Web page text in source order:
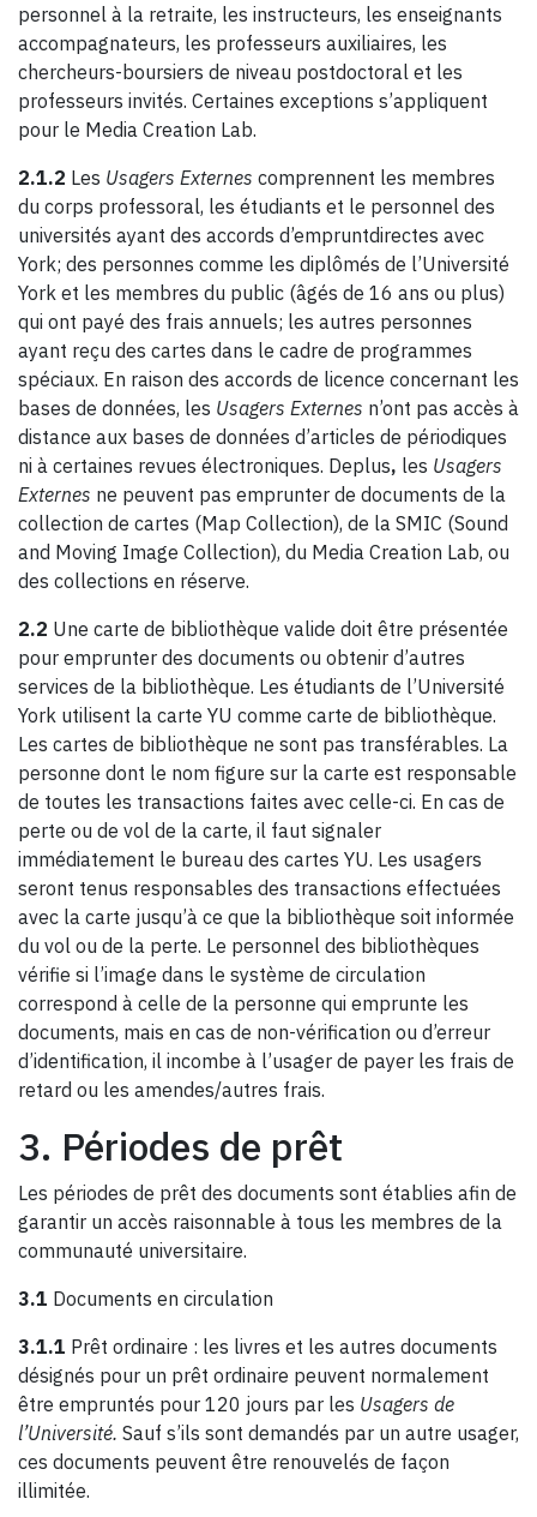
personnel à la retraite, les instructeurs, les enseignants
accompagnateurs, les professeurs auxiliaires, les
chercheurs-boursiers de niveau postdoctoral et les
professeurs invités. Certaines exceptions s’appliquent
pour le Media Creation Lab.
2.1.2 Les Usagers Externes comprennent les membres
du corps professoral, les étudiants et le personnel des
universités ayant des accords d’empruntdirectes avec
York; des personnes comme les diplômés de l’Université
York et les membres du public (âgés de 16 ans ou plus)
qui ont payé des frais annuels; les autres personnes
ayant reçu des cartes dans le cadre de programmes
spéciaux. En raison des accords de licence concernant les
bases de données, les Usagers Externes n’ont pas accès à
distance aux bases de données d’articles de périodiques
ni à certaines revues électroniques. Deplus, les Usagers
Externes ne peuvent pas emprunter de documents de la
collection de cartes (Map Collection), de la SMIC (Sound
and Moving Image Collection), du Media Creation Lab, ou
des collections en réserve.
2.2 Une carte de bibliothèque valide doit être présentée
pour emprunter des documents ou obtenir d’autres
services de la bibliothèque. Les étudiants de l’Université
York utilisent la carte YU comme carte de bibliothèque.
Les cartes de bibliothèque ne sont pas transférables. La
personne dont le nom figure sur la carte est responsable
de toutes les transactions faites avec celle-ci. En cas de
perte ou de vol de la carte, il faut signaler
immédiatement le bureau des cartes YU. Les usagers
seront tenus responsables des transactions effectuées
avec la carte jusqu’à ce que la bibliothèque soit informée
du vol ou de la perte. Le personnel des bibliothèques
vérifie si l’image dans le système de circulation
correspond à celle de la personne qui emprunte les
documents, mais en cas de non-vérification ou d’erreur
d’identification, il incombe à l’usager de payer les frais de
retard ou les amendes/autres frais.
3. Périodes de prêt
Les périodes de prêt des documents sont établies afin de
garantir un accès raisonnable à tous les membres de la
communauté universitaire.
3.1 Documents en circulation
3.1.1 Prêt ordinaire : les livres et les autres documents
désignés pour un prêt ordinaire peuvent normalement
être empruntés pour 120 jours par les Usagers de
l’Université. Sauf s’ils sont demandés par un autre usager,
ces documents peuvent être renouvelés de façon
illimitée.